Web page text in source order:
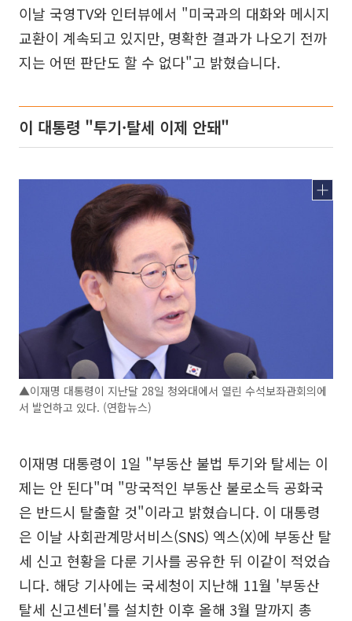
이날 국영TV와 인터뷰에서 "미국과의 대화와 메시지
교환이 계속되고 있지만, 명확한 결과가 나오기 전까
지는 어떤 판단도 할 수 없다"고 밝혔습니다.
이 대통령 "투기·탈세 이제 안돼"
▲이재명 대통령이 지난달 28일 청와대에서 열린 수석보좌관회의에
서 발언하고 있다. (연합뉴스)
이재명 대통령이 1일 "부동산 불법 투기와 탈세는 이
제는 안 된다"며 "망국적인 부동산 불로소득 공화국
은 반드시 탈출할 것"이라고 밝혔습니다. 이 대통령
은 이날 사회관계망서비스(SNS) 엑스(X)에 부동산 탈
세 신고 현황을 다룬 기사를 공유한 뒤 이같이 적었습
니다. 해당 기사에는 국세청이 지난해 11월 '부동산
탈세 신고센터'를 설치한 이후 올해 3월 말까지 총